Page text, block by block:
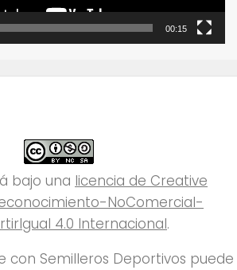
00:15
bajo una licencia de Creative
NoComercial-
4.0 Internacional.
con Semilleros Deportivos puede